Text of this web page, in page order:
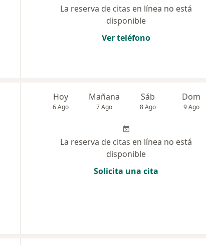
La reserva de citas en línea no está
disponible
Ver teléfono
Hoy
6 Ago
Mañana
7 Ago
Sáb
8 Ago
Dom
9 Ago
La reserva de citas en línea no está
disponible
Solicita una cita